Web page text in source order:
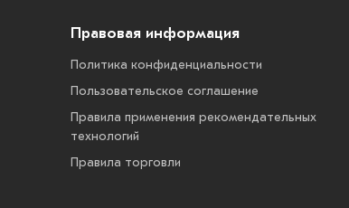
Правовая информация
Политика конфиденциальности
Пользовательское соглашение
Правила применения рекомендательных
технологий
Правила торговли